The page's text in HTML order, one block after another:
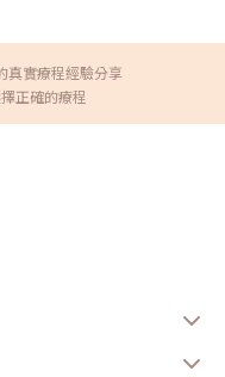
單純的商業交易，所有的療
擇合適的醫療方案，以確保
應該是你的需求，而不是單看
是膚質與輕度緊緻，無雙電
凰電波仍有其定位。Q3：無
毛孔、細紋或輕微鬆弛，無
專業醫師評估是否真的需要施
多數電波療程並非永久效
上化妝嗎？多數情況下恢復
。若出現泛紅、敏感或熱
波各有優勢，前者偏向細緻
層抗老。與其問「哪一個比
弛、輪廓，還是整體老化
，確認設備來源、探頭是否
，這些都是影響療程安全與效
院所充分諮詢，了解自身膚
真實療程經驗分享
正確的療程